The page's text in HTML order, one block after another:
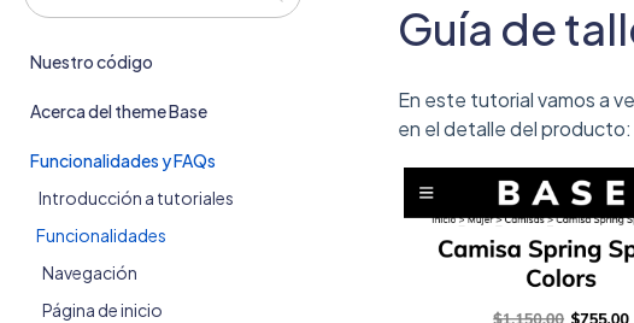
Nuestro código
Acerca del theme Base
Funcionalidades y FAQs
Introducción a tutoriales
Funcionalidades
Navegación
Página de inicio
Guía de
En este tutorial vamos a
en el detalle del producto: